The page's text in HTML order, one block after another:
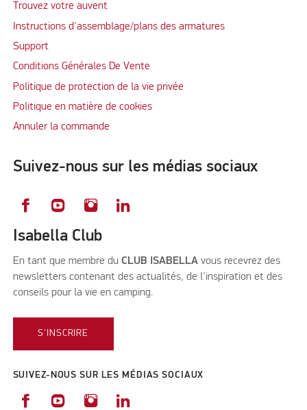
Trouvez votre auvent
Instructions d'assemblage/plans des armatures
Support
Conditions Générales De Vente
Politique de protection de la vie privée
Politique en matière de cookies
Annuler la commande
Suivez-nous sur les médias sociaux
Isabella Club
En tant que membre du CLUB ISABELLA vous recevrez des
newsletters contenant des actualités, de l'inspiration et des
conseils pour la vie en camping.
S'INSCRIRE
SUIVEZ-NOUS SUR LES MÉDIAS SOCIAUX